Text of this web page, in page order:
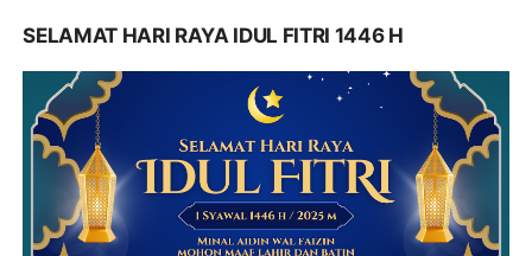
SELAMAT HARI RAYA IDUL FITRI 1446 H